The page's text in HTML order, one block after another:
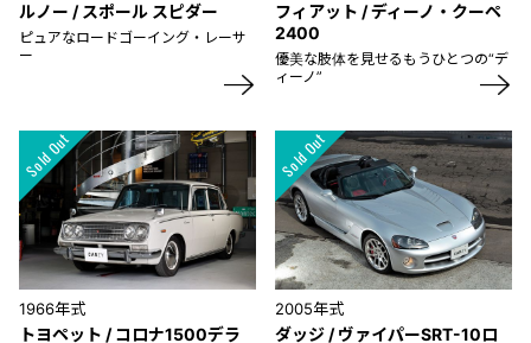
ルノー / スポール スピダー
ピュアなロードゴーイング・レーサ
ー
フィアット / ディーノ・クーペ
2400
優美な肢体を見せるもうひとつの“デ
ィーノ”
1966年式
トヨペット / コロナ1500デラ
2005年式
ダッジ / ヴァイパーSRT-10ロ